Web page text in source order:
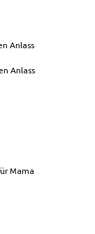
Anlass
Anlass
Mama